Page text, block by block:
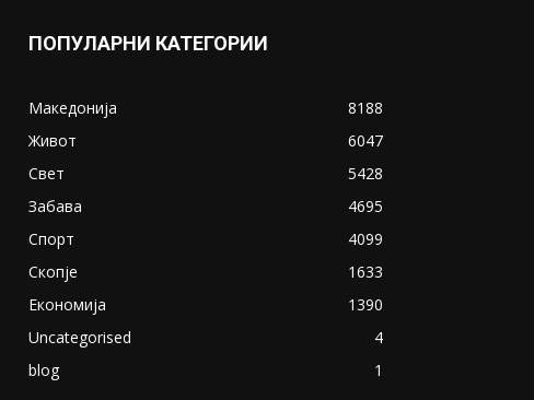
ПОПУЛАРНИ КАТЕГОРИИ
Македонија
8188
Живот
6047
Свет
5428
Забава
4695
Спорт
4099
Скопје
1633
Економија
1390
Uncategorised
4
blog
1